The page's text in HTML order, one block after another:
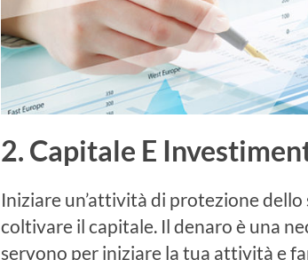
2. Capitale E
Iniziare un’attività di protezione
coltivare il capitale. Il denaro è una
servono per iniziare la tua attività e